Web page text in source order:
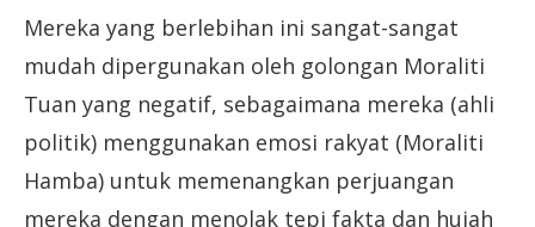
Mereka yang berlebihan ini sangat-sangat
mudah dipergunakan oleh golongan Moraliti
Tuan yang negatif, sebagaimana mereka (ahli
politik) menggunakan emosi rakyat (Moraliti
Hamba) untuk memenangkan perjuangan
mereka dengan menolak tepi fakta dan hujah